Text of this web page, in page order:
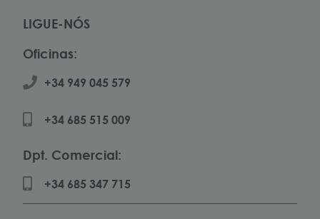
LIGUE-NÓS
Oficinas:
+34 949 045 579
+34 685 515 009
Dpt. Comercial:
+34 685 347 715